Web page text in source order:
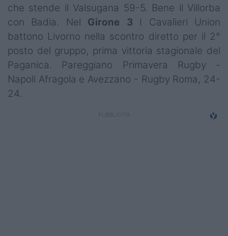
Rugby in TV
Mercato
Serie A Elite
Campionati
che stende il Valsugana 59-5. Bene il Villorba
con Badia. Nel Girone 3 I Cavalieri Union
battono Livorno nella scontro diretto per il 2°
posto del gruppo, prima vittoria stagionale del
Paganica. Pareggiano Primavera Rugby -
Napoli Afragola e Avezzano - Rugby Roma, 24-
24.